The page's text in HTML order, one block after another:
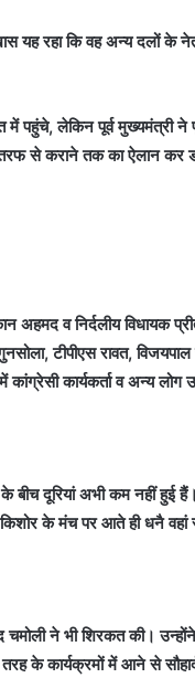
यह रहा कि वह अन्य दलों के
में पहुंचे, लेकिन पूर्व मुख्यमंत्री
से कराने तक का ऐलान कर
अहमद व निर्दलीय विधायक
टीपीएस रावत,
कार्यकर्ता व अन्य लोग
बीच दूरियां अभी कम नहीं
के मंच पर आते ही धनै
चमोली ने भी शिरकत की।
के कार्यक्रमों में आने से